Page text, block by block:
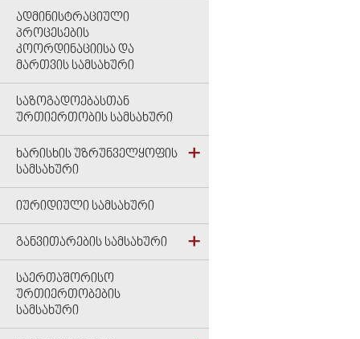
ᲐᲓᲛᲘᲜᲘᲡᲢᲠᲐᲪᲘᲣᲚᲘ
ᲞᲠᲝᲪᲔᲡᲔᲑᲘᲡ
ᲙᲝᲝᲠᲓᲘᲜᲐᲪᲘᲘᲡᲐ ᲓᲐ
ᲛᲐᲠᲗᲕᲘᲡ ᲡᲐᲛᲡᲐᲮᲣᲠᲘ
ᲡᲐᲖᲝᲒᲐᲓᲝᲔᲑᲐᲡᲗᲐᲜ
ᲣᲠᲗᲘᲔᲠᲗᲝᲑᲘᲡ ᲡᲐᲛᲡᲐᲮᲣᲠᲘ
ᲮᲐᲠᲘᲡᲮᲘᲡ ᲣᲖᲠᲣᲜᲕᲔᲚᲧᲝᲤᲘᲡ
ᲡᲐᲛᲡᲐᲮᲣᲠᲘ
ᲘᲣᲠᲘᲓᲘᲣᲚᲘ ᲡᲐᲛᲡᲐᲮᲣᲠᲘ
ᲒᲐᲜᲕᲘᲗᲐᲠᲔᲑᲘᲡ ᲡᲐᲛᲡᲐᲮᲣᲠᲘ
ᲡᲐᲔᲠᲗᲐᲨᲝᲠᲘᲡᲝ
ᲣᲠᲗᲘᲔᲠᲗᲝᲑᲔᲑᲘᲡ
ᲡᲐᲛᲡᲐᲮᲣᲠᲘ